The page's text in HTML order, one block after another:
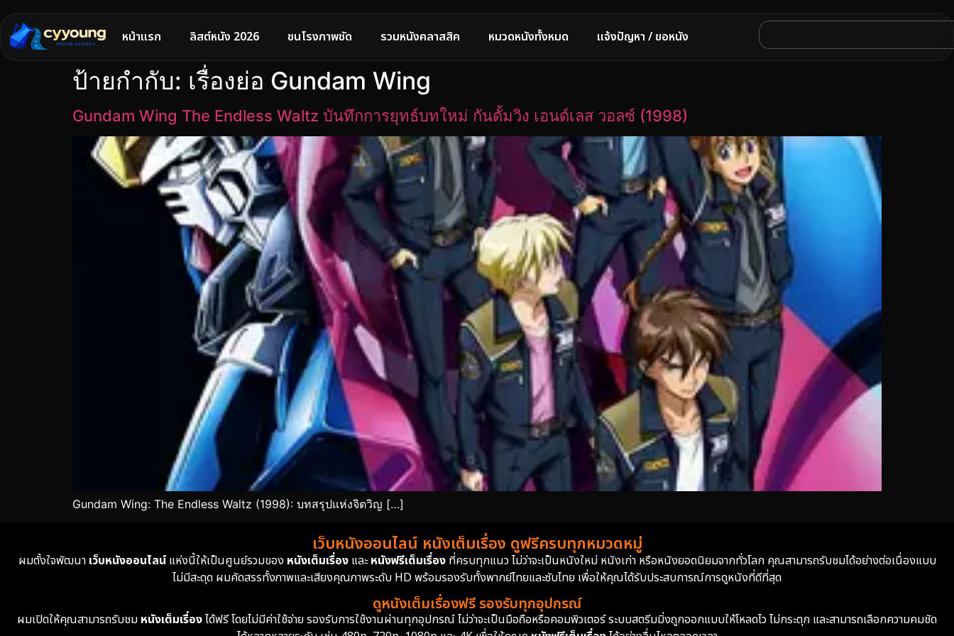
หน้าแรก ลิสต์หนัง 2026 ชนโรงภาพชัด รวมหนังคลาสสิค หมวดหนังทั้งหมด แจ้งปัญหา / ขอหนัง
ป้ายกำกับ: เรื่องย่อ Gundam Wing
Gundam Wing The Endless Waltz บันทึกการยุทธ์บทใหม่ กันดั้มวิง เอนด์เลส วอลซ์ (1998)
Gundam Wing: The Endless Waltz (1998): บทสรุปแห่งจิตวิญ […]
เว็บหนังออนไลน์ หนังเต็มเรื่อง ดูฟรีครบทุกหมวดหมู่
ผมตั้งใจพัฒนา เว็บหนังออนไลน์แห่งนี้ให้เป็นศูนย์รวมของ หนังเต็มเรื่องและหนังฟรีเต็มเรื่องที่ครบทุกแนว ไม่ว่าจะเป็นหนังใหม่ หนังเก่า หรือหนังยอดนิยมจากทั่วโลก คุณสามารถรับชมได้อย่างต่อเนื่องแบบ
ไม่มีสะดุด ผมคัดสรรทั้งภาพและเสียงคุณภาพระดับ HD พร้อมรองรับทั้งพากย์ไทยและซับไทย เพื่อให้คุณได้รับประสบการณ์การดูหนังที่ดีที่สุด
ดูหนังเต็มเรื่องฟรี รองรับทุกอุปกรณ์
ผมเปิดให้คุณสามารถรับชม หนังเต็มเรื่องได้ฟรี โดยไม่มีค่าใช้จ่าย รองรับการใช้งานผ่านทุกอุปกรณ์ ไม่ว่าจะเป็นมือถือหรือคอมพิวเตอร์ ระบบสตรีมมิ่งถูกออกแบบให้โหลดไว ไม่กระตุก และสามารถเลือกความคมชัด